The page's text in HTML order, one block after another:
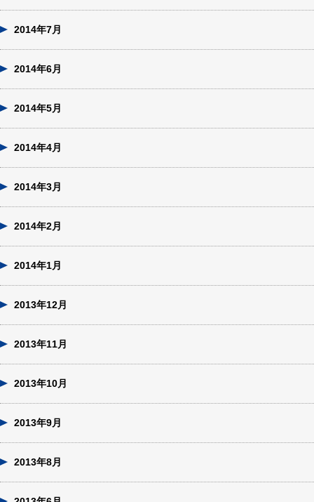
2014年7月
2014年6月
2014年5月
2014年4月
2014年3月
2014年2月
2014年1月
2013年12月
2013年11月
2013年10月
2013年9月
2013年8月